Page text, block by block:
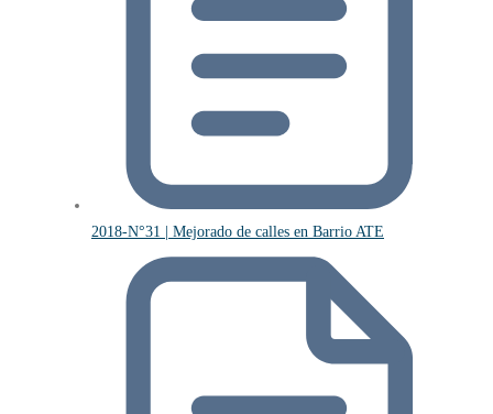
2018-N°31 | Mejorado de calles en Barrio ATE